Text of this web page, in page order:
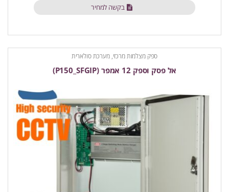
בקשה למחיר
ספק מצלמות מרכזי, מערכת סולארית
אל פסק וספק 12 אמפר (P150_SFGIP)